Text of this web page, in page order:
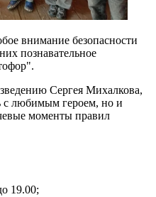
внимание безопасности
познавательное
Сергея Михалкова,
с любимым героем, но и
моменты правил
19.00;